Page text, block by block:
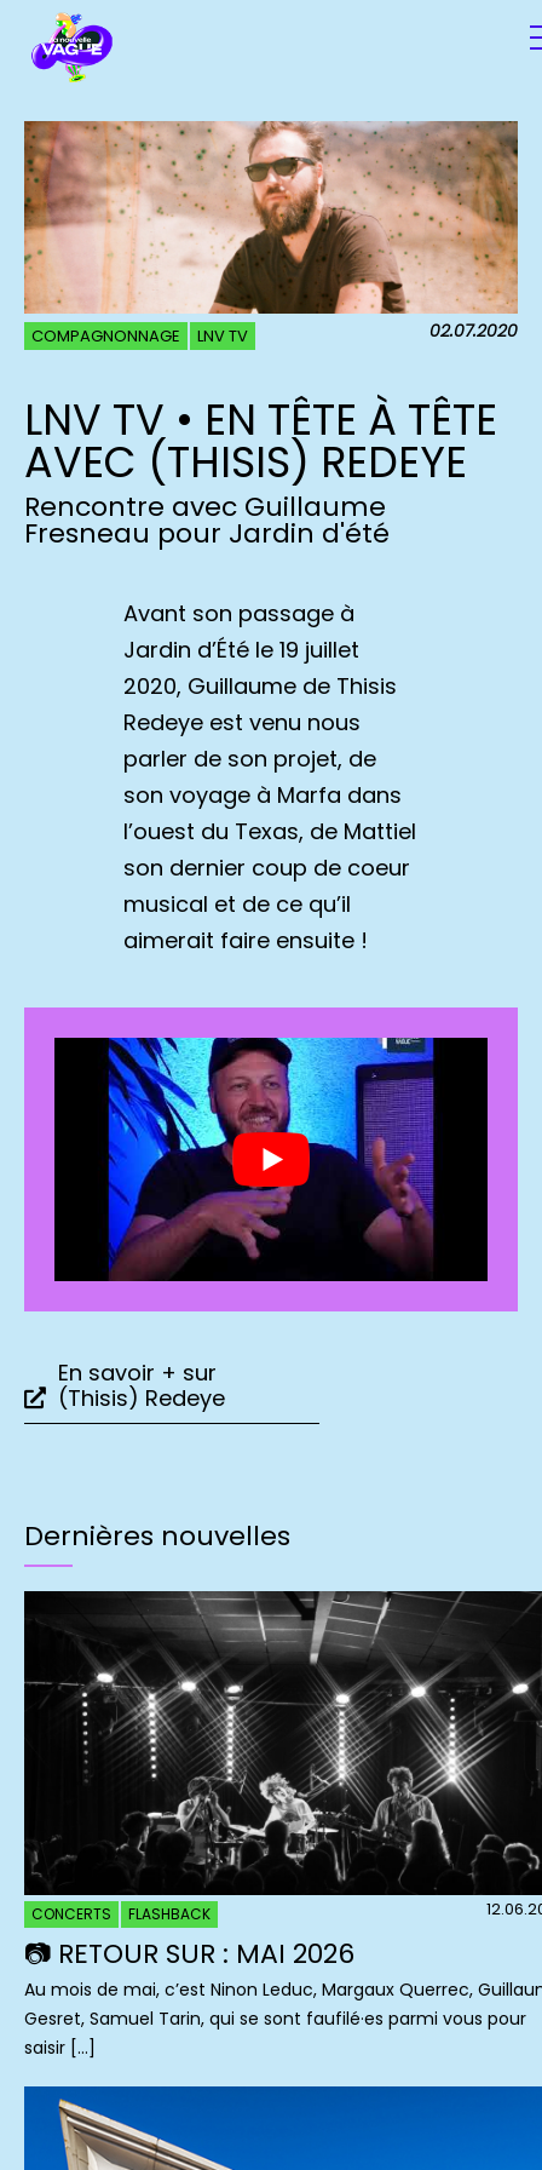
COMPAGNONNAGE LNV TV 02.07.2020
LNV TV • EN TÊTE À TÊTE
AVEC (THISIS) REDEYE
Rencontre avec Guillaume
Fresneau pour Jardin d'été
Avant son passage à
Jardin d’Été le 19 juillet
2020, Guillaume de Thisis
Redeye est venu nous
parler de son projet, de
son voyage à Marfa dans
l’ouest du Texas, de Mattiel
son dernier coup de coeur
musical et de ce qu’il
aimerait faire ensuite !
En savoir + sur
(Thisis) Redeye
Dernières nouvelles
CONCERTS FLASHBACK
📷 RETOUR SUR : MAI 2026
Au mois de mai, c’est Ninon Leduc, Margaux Querrec,
Gesret, Samuel Tarin, qui se sont faufilé·es parmi vous pour
saisir […]